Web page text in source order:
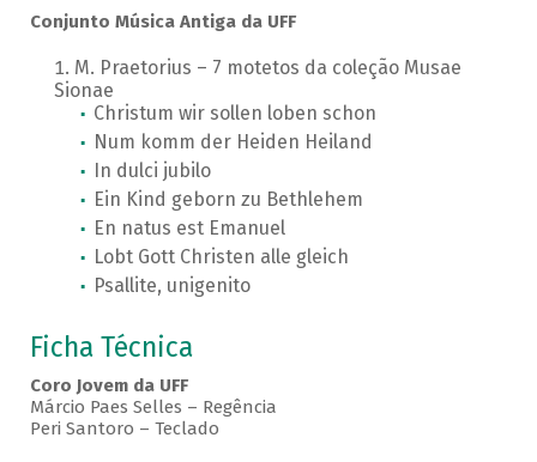
Conjunto Música Antiga da UFF
M. Praetorius – 7 motetos da coleção Musae
Sionae
Christum wir sollen loben schon
Num komm der Heiden Heiland
In dulci jubilo
Ein Kind geborn zu Bethlehem
En natus est Emanuel
Lobt Gott Christen alle gleich
Psallite, unigenito
Ficha Técnica
Coro Jovem da UFF
Márcio Paes Selles – Regência
Peri Santoro – Teclado